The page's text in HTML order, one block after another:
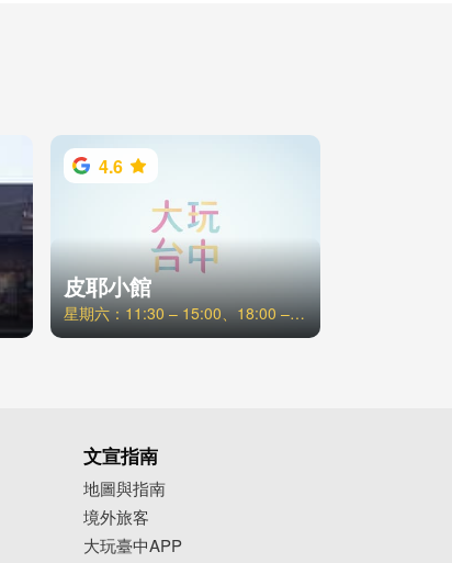
4.6
皮耶小館
星期六：11:30 – 15:00、18:00 – 21:00
文宣指南
地圖與指南
境外旅客
大玩臺中APP